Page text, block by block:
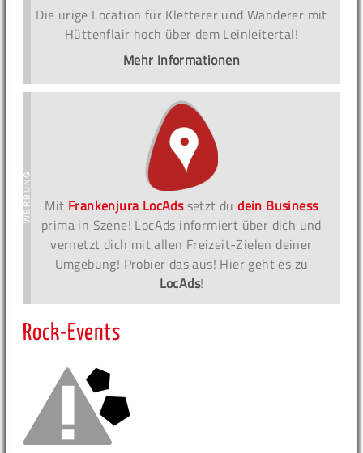
Die urige Location für Kletterer und Wanderer mit
Hüttenflair hoch über dem Leinleitertal!
Mehr Informationen
Mit Frankenjura LocAdssetzt dudein Business
prima in Szene! LocAds informiert über dich und
vernetzt dich mit allen Freizeit-Zielen deiner
Umgebung! Probier das aus! Hier geht es zu
LocAds!
Rock-Events